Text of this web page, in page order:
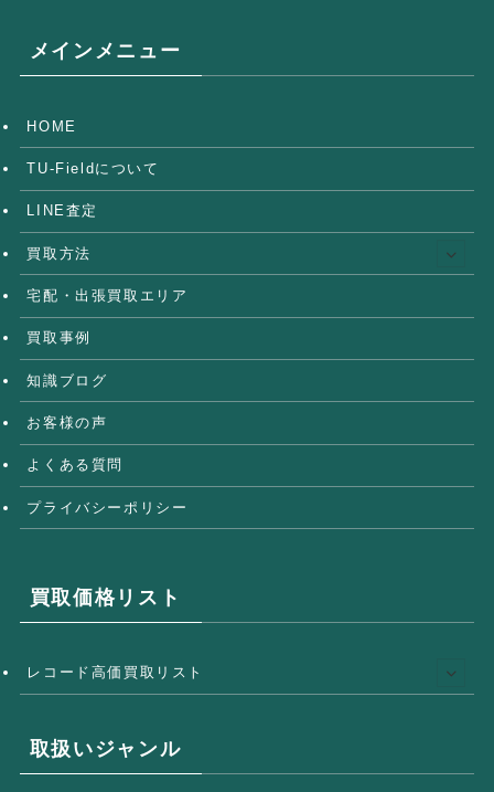
メインメニュー
HOME
TU-Fieldについて
LINE査定
買取方法
宅配・出張買取エリア
買取事例
知識ブログ
お客様の声
よくある質問
プライバシーポリシー
買取価格リスト
レコード高価買取リスト
取扱いジャンル